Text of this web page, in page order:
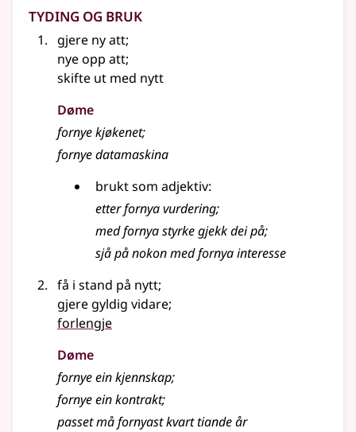
Tyding og bruk
gjere ny att;
nye opp att;
skifte ut med nytt
Døme
fornye kjøkenet;
fornye datamaskina
brukt som adjektiv:
etter fornya vurdering;
med fornya styrke gjekk dei på;
sjå på nokon med fornya interesse
få i stand på nytt;
gjere gyldig vidare;
forlengje
Døme
fornye ein kjennskap;
fornye ein kontrakt;
passet må fornyast kvart tiande år